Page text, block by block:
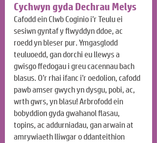
Cychwyn gyda Dechrau Melys
Cafodd ein Clwb Coginio i’r Teulu ei
sesiwn gyntaf y flwyddyn ddoe, ac
roedd yn bleser pur. Ymgasglodd
teuluoedd, gan dorchi eu llewys a
gwisgo ffedogau i greu cacennau bach
blasus. O’r rhai ifanc i’r oedolion, cafodd
pawb amser gwych yn dysgu, pobi, ac,
wrth gwrs, yn blasu! Arbrofodd ein
bobyddion gyda gwahanol flasau,
topins, ac addurniadau, gan arwain at
amrywiaeth lliwgar o ddanteithion